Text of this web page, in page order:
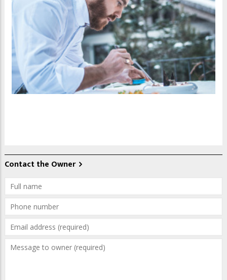
Contact the Owner